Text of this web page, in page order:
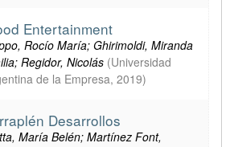
Entertainment
Rocío María; Ghirimoldi, Miranda
Regidor, Nicolás (Universidad
de la Empresa, 2019)
Desarrollos
María Belén; Martínez Font,